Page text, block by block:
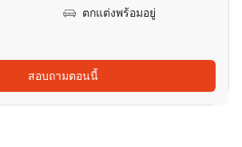
ตกแต่งพร้อมอยู่
สอบถามตอนนี้